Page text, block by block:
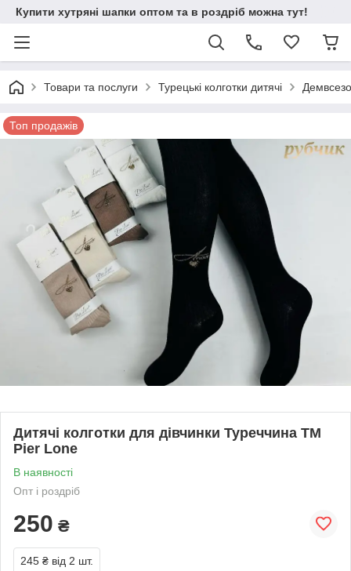
Купити хутряні шапки оптом та в роздріб можна тут!
Товари та послуги Турецькі колготки дитячі
Топ продажів
Дитячі колготки для дівчинки Туреччина TM
Pier Lone
В наявності
Опт і роздріб
250 ₴
245 ₴ від 2 шт.